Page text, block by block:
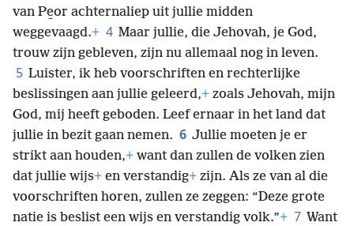
van Pe̱or achternaliep uit jullie midden
weggevaagd.+ 4 Maar jullie, die Jehovah, je God,
trouw zijn gebleven, zijn nu allemaal nog in leven.
5 Luister, ik heb voorschriften en rechterlijke
beslissingen aan jullie geleerd,+ zoals Jehovah, mijn
God, mij heeft geboden. Leef ernaar in het land dat
jullie in bezit gaan nemen. 6 Jullie moeten je er
strikt aan houden,+ want dan zullen de volken zien
dat jullie wijs+ en verstandig+ zijn. Als ze van al die
voorschriften horen, zullen ze zeggen: “Deze grote
natie is beslist een wijs en verstandig volk.”+ 7 Want